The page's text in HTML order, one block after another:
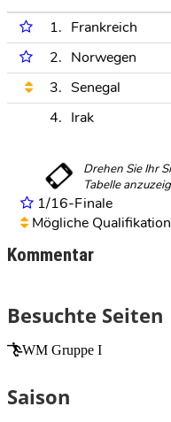
1. Frankreich
2. Norwegen
3. Senegal
4. Irak
1/16-Finale
Mögliche Qualifikation
Kommentar
Besuchte Seiten
WM Gruppe I
Saison